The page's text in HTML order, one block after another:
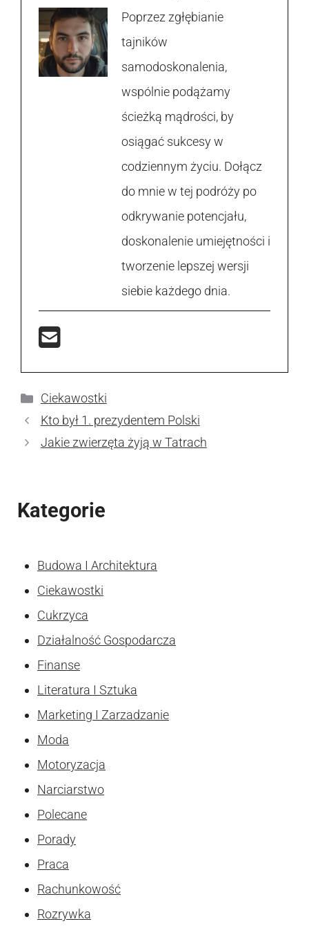
Poprzez zgłębianie
tajników
samodoskonalenia,
wspólnie podążamy
ścieżką mądrości, by
osiągać sukcesy w
codziennym życiu. Dołącz
do mnie w tej podróży po
odkrywanie potencjału,
doskonalenie umiejętności i
tworzenie lepszej wersji
siebie każdego dnia.
Kategorie
Ciekawostki
Kto był 1. prezydentem Polski
Jakie zwierzęta żyją w Tatrach
Kategorie
Budowa I Architektura
Ciekawostki
Cukrzyca
Działalność Gospodarcza
Finanse
Literatura I Sztuka
Marketing I Zarzadzanie
Moda
Motoryzacja
Narciarstwo
Polecane
Porady
Praca
Rachunkowość
Rozrywka